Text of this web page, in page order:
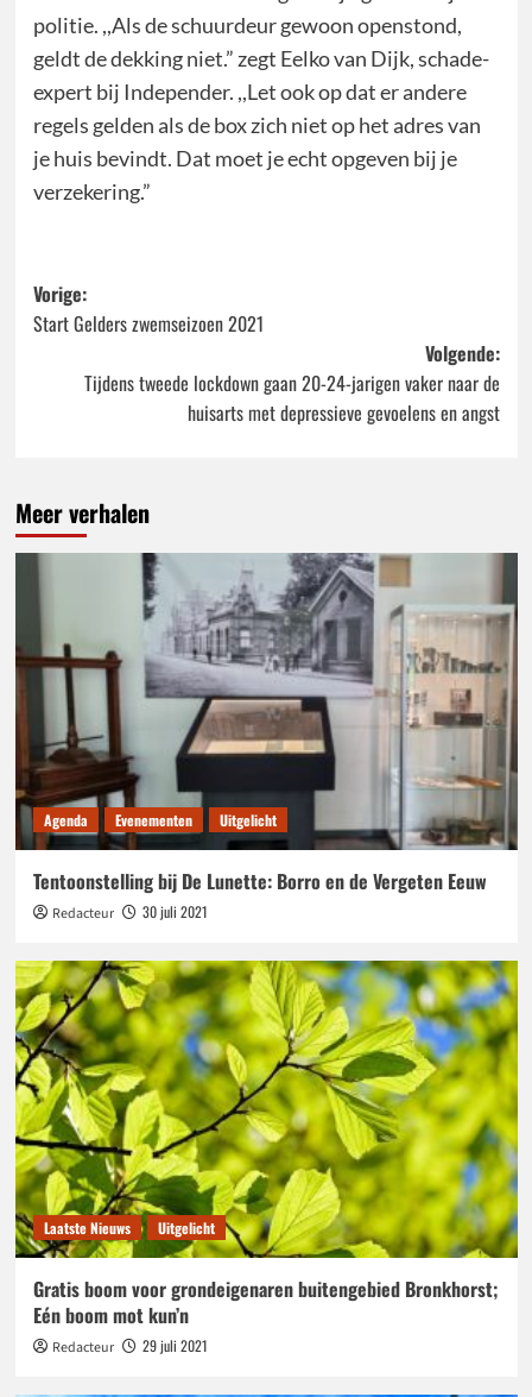
politie. ,,Als de schuurdeur gewoon openstond,
geldt de dekking niet.” zegt Eelko van Dijk, schade-
expert bij Independer. ,,Let ook op dat er andere
regels gelden als de box zich niet op het adres van
je huis bevindt. Dat moet je echt opgeven bij je
verzekering.”
Bericht
navigatie
Vorige:
Start Gelders zwemseizoen 2021
Volgende:
Tijdens tweede lockdown gaan 20-24-jarigen vaker naar de
huisarts met depressieve gevoelens en angst
Meer verhalen
Agenda Evenementen Uitgelicht
Tentoonstelling bij De Lunette: Borro en de Vergeten Eeuw
Redacteur 30 juli 2021
Laatste Nieuws Uitgelicht
Gratis boom voor grondeigenaren buitengebied Bronkhorst;
Eén boom mot kun’n
Redacteur 29 juli 2021